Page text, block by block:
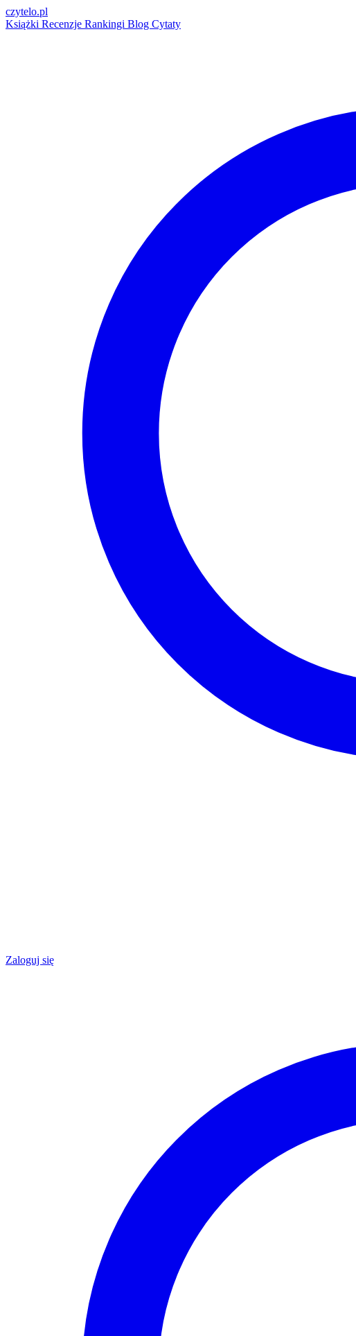
czytelo.pl
Książki Recenzje Rankingi Blog Cytaty
Zaloguj się